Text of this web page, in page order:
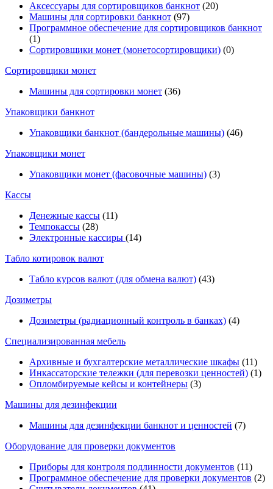
Аксессуары для сортировщиков банкнот (20)
Машины для сортировки банкнот (97)
Программное обеспечение для сортировщиков банкнот
(1)
Сортировщики монет (монетосортировщики) (0)
Сортировщики монет
Машины для сортировки монет (36)
Упаковщики банкнот
Упаковщики банкнот (бандерольные машины) (46)
Упаковщики монет
Упаковщики монет (фасовочные машины) (3)
Кассы
Денежные кассы (11)
Темпокассы (28)
Электронные кассиры (14)
Табло котировок валют
Табло курсов валют (для обмена валют) (43)
Дозиметры
Дозиметры (радиационный контроль в банках) (4)
Специализированная мебель
Архивные и бухгалтерские металлические шкафы (11)
Инкассаторские тележки (для перевозки ценностей) (1)
Опломбируемые кейсы и контейнеры (3)
Машины для дезинфекции
Машины для дезинфекции банкнот и ценностей (7)
Оборудование для проверки документов
Приборы для контроля подлинности документов (11)
Программное обеспечение для проверки документов (2)